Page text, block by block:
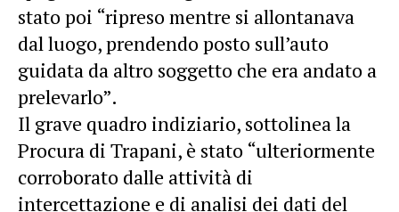
stato poi “ripreso mentre si allontanava
dal luogo, prendendo posto sull’auto
guidata da altro soggetto che era andato a
prelevarlo”.
Il grave quadro indiziario, sottolinea la
Procura di Trapani, è stato “ulteriormente
corroborato dalle attività di
intercettazione e di analisi dei dati del